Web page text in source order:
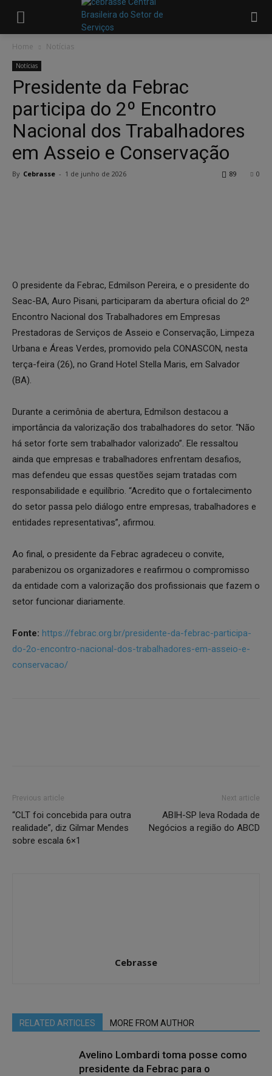
Home Notícias
Notícias
Presidente da Febrac
participa do 2º Encontro
Nacional dos Trabalhadores
em Asseio e Conservação
By Cebrasse - 1 de junho de 2026 0
89
O presidente da Febrac, Edmilson Pereira, e o presidente do
Seac-BA, Auro Pisani, participaram da abertura oficial do 2º
Encontro Nacional dos Trabalhadores em Empresas
Prestadoras de Serviços de Asseio e Conservação, Limpeza
Urbana e Áreas Verdes, promovido pela CONASCON, nesta
terça-feira (26), no Grand Hotel Stella Maris, em Salvador
(BA).
Durante a cerimônia de abertura, Edmilson destacou a
importância da valorização dos trabalhadores do setor. “Não
há setor forte sem trabalhador valorizado”. Ele ressaltou
ainda que empresas e trabalhadores enfrentam desafios,
mas defendeu que essas questões sejam tratadas com
responsabilidade e equilíbrio. “Acredito que o fortalecimento
do setor passa pelo diálogo entre empresas, trabalhadores e
entidades representativas”, afirmou.
Ao final, o presidente da Febrac agradeceu o convite,
parabenizou os organizadores e reafirmou o compromisso
da entidade com a valorização dos profissionais que fazem o
setor funcionar diariamente.
Fonte: https://febrac.org.br/presidente-da-febrac-participa-
do-2o-encontro-nacional-dos-trabalhadores-em-asseio-e-
conservacao/
Previous article
“CLT foi concebida para outra
realidade”, diz Gilmar Mendes
sobre escala 6×1
Next article
ABIH-SP leva Rodada de
Negócios a região do ABCD
Cebrasse
RELATED ARTICLES MORE FROM AUTHOR
Avelino Lombardi toma posse como
presidente da Febrac para o